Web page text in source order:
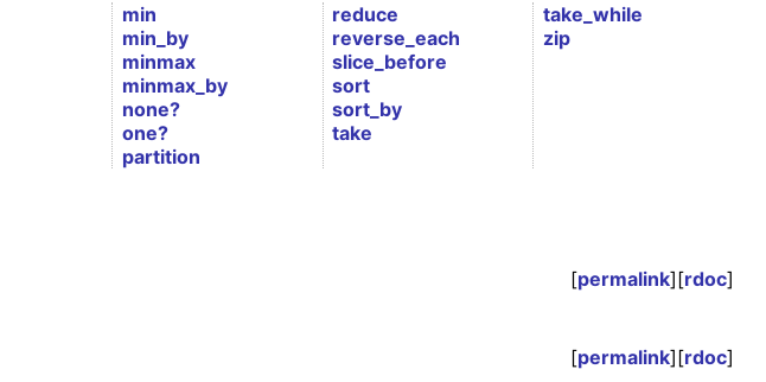
min
min_by
minmax
minmax_by
none?
one?
partition
reduce
reverse_each
slice_before
sort
sort_by
take
take_while
zip
[permalink][rdoc]
[permalink][rdoc]